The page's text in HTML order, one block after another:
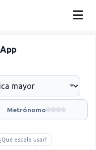
Metrónomo
¿Qué escala usar?